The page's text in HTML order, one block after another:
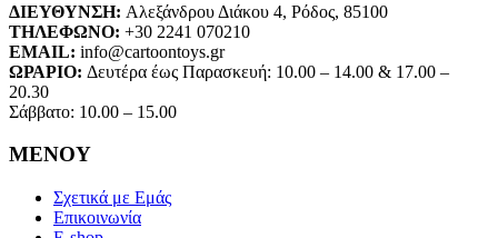
ΔΙΕΥΘΥΝΣΗ: Αλεξάνδρου Διάκου 4, Ρόδος, 85100
ΤΗΛΕΦΩΝΟ: +30 2241 070210
EMAIL: info@cartoontoys.gr
ΩΡΑΡΙΟ: Δευτέρα έως Παρασκευή: 10.00 – 14.00 & 17.00 –
20.30
Σάββατο: 10.00 – 15.00
ΜΕΝΟΥ
Σχετικά με Εμάς
Επικοινωνία